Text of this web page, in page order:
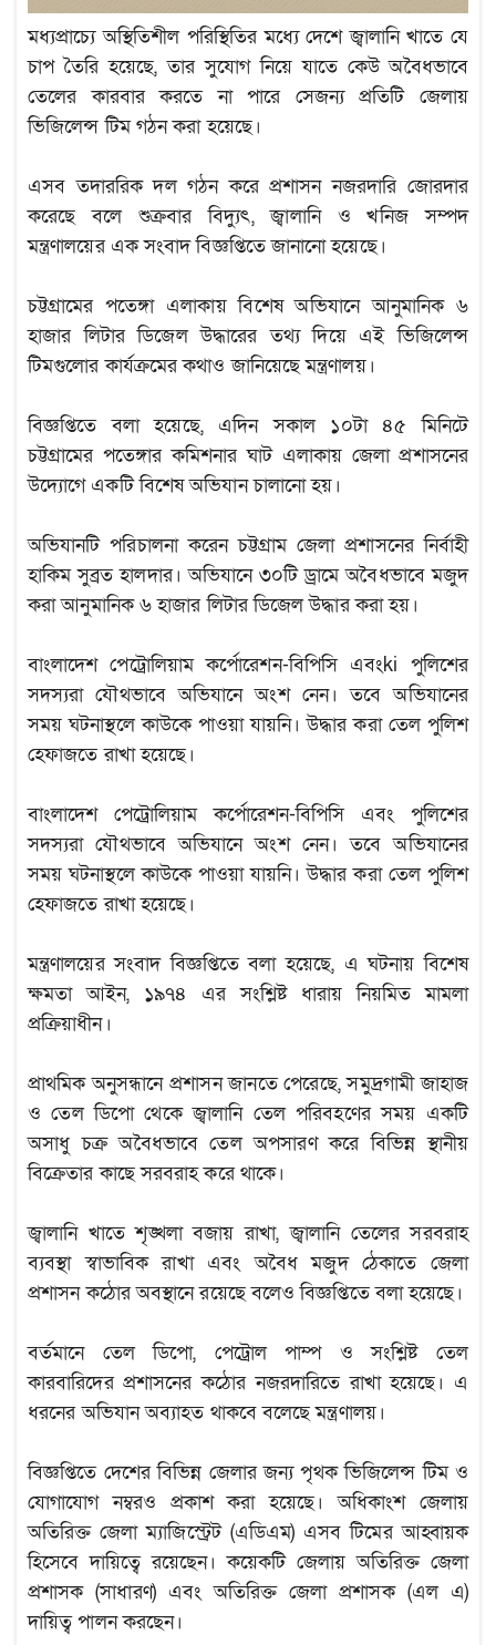
মধ্যপ্রাচ্যে অস্থিতিশীল পরিস্থিতির মধ্যে দেশে জ্বালানি খাতে যে
চাপ তৈরি হয়েছে, তার সুযোগ নিয়ে যাতে কেউ অবৈধভাবে
তেলের কারবার করতে না পারে সেজন্য প্রতিটি জেলায়
ভিজিলেন্স টিম গঠন করা হয়েছে।
এসব তদাররিক দল গঠন করে প্রশাসন নজরদারি জোরদার
করেছে বলে শুক্রবার বিদ্যুৎ, জ্বালানি ও খনিজ সম্পদ
মন্ত্রণালয়ের এক সংবাদ বিজ্ঞপ্তিতে জানানো হয়েছে।
চট্টগ্রামের পতেঙ্গা এলাকায় বিশেষ অভিযানে আনুমানিক ৬
হাজার লিটার ডিজেল উদ্ধারের তথ্য দিয়ে এই ভিজিলেন্স
টিমগুলোর কার্যক্রমের কথাও জানিয়েছে মন্ত্রণালয়।
বিজ্ঞপ্তিতে বলা হয়েছে, এদিন সকাল ১০টা ৪৫ মিনিটে
চট্টগ্রামের পতেঙ্গার কমিশনার ঘাট এলাকায় জেলা প্রশাসনের
উদ্যোগে একটি বিশেষ অভিযান চালানো হয়।
অভিযানটি পরিচালনা করেন চট্টগ্রাম জেলা প্রশাসনের নির্বাহী
হাকিম সুব্রত হালদার। অভিযানে ৩০টি ড্রামে অবৈধভাবে মজুদ
করা আনুমানিক ৬ হাজার লিটার ডিজেল উদ্ধার করা হয়।
বাংলাদেশ পেট্রোলিয়াম কর্পোরেশন-বিপিসি এবংki পুলিশের
সদস্যরা যৌথভাবে অভিযানে অংশ নেন। তবে অভিযানের
সময় ঘটনাস্থলে কাউকে পাওয়া যায়নি। উদ্ধার করা তেল পুলিশ
হেফাজতে রাখা হয়েছে।
বাংলাদেশ পেট্রোলিয়াম কর্পোরেশন-বিপিসি এবং পুলিশের
সদস্যরা যৌথভাবে অভিযানে অংশ নেন। তবে অভিযানের
সময় ঘটনাস্থলে কাউকে পাওয়া যায়নি। উদ্ধার করা তেল পুলিশ
হেফাজতে রাখা হয়েছে।
মন্ত্রণালয়ের সংবাদ বিজ্ঞপ্তিতে বলা হয়েছে, এ ঘটনায় বিশেষ
ক্ষমতা আইন, ১৯৭৪ এর সংশ্লিষ্ট ধারায় নিয়মিত মামলা
প্রক্রিয়াধীন।
প্রাথমিক অনুসন্ধানে প্রশাসন জানতে পেরেছে, সমুদ্রগামী জাহাজ
ও তেল ডিপো থেকে জ্বালানি তেল পরিবহণের সময় একটি
অসাধু চক্র অবৈধভাবে তেল অপসারণ করে বিভিন্ন স্থানীয়
বিক্রেতার কাছে সরবরাহ করে থাকে।
জ্বালানি খাতে শৃঙ্খলা বজায় রাখা, জ্বালানি তেলের সরবরাহ
ব্যবস্থা স্বাভাবিক রাখা এবং অবৈধ মজুদ ঠেকাতে জেলা
প্রশাসন কঠোর অবস্থানে রয়েছে বলেও বিজ্ঞপ্তিতে বলা হয়েছে।
বর্তমানে তেল ডিপো, পেট্রোল পাম্প ও সংশ্লিষ্ট তেল
কারবারিদের প্রশাসনের কঠোর নজরদারিতে রাখা হয়েছে। এ
ধরনের অভিযান অব্যাহত থাকবে বলেছে মন্ত্রণালয়।
বিজ্ঞপ্তিতে দেশের বিভিন্ন জেলার জন্য পৃথক ভিজিলেন্স টিম ও
যোগাযোগ নম্বরও প্রকাশ করা হয়েছে। অধিকাংশ জেলায়
অতিরিক্ত জেলা ম্যাজিস্ট্রেট (এডিএম) এসব টিমের আহ্বায়ক
হিসেবে দায়িত্বে রয়েছেন। কয়েকটি জেলায় অতিরিক্ত জেলা
প্রশাসক (সাধারণ) এবং অতিরিক্ত জেলা প্রশাসক (এল এ)
দায়িত্ব পালন করছেন।